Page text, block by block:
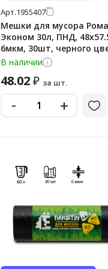
Арт.1955407
Мешки для мусора
Эконом 30л, ПНД,
6мкм, 30шт, черного
рулоне
В наличии
48.02₽ за шт.
- +